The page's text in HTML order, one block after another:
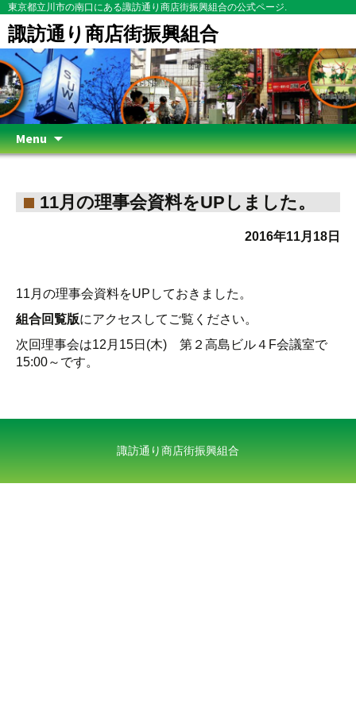
東京都立川市の南口にある諏訪通り商店街振興組合の公式ページ.
諏訪通り商店街振興組合
Menu
Skip
to
11月の理事会資料をUPしました。
2016年11月18日
11月の理事会資料をUPしておきました。
組合回覧版にアクセスしてご覧ください。
次回理事会は12月15日(木) 第２高島ビル４F会議室で
15:00～です。
諏訪通り商店街振興組合